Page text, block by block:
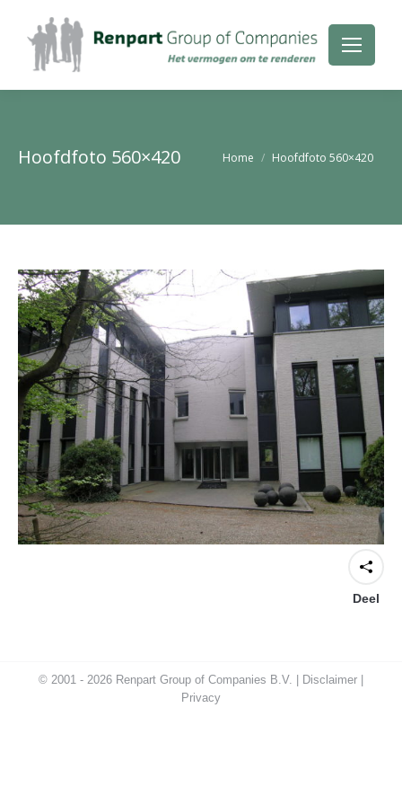
Hoofdfoto 560×420 Je bent hier:
Home Hoofdfoto 560×420
Deel
© 2001 - 2026 Renpart Group of Companies B.V. | Disclaimer
Privacy